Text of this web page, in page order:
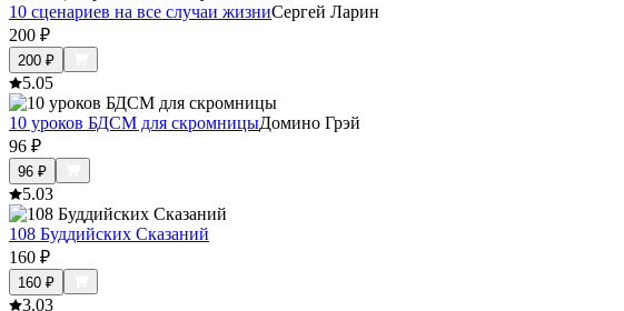
10 сценариев на все случаи жизниСергей Ларин
200 ₽
200 ₽
5.05
10 уроков БДСМ для скромницыДомино Грэй
96 ₽
96 ₽
5.03
108 Буддийских Сказаний
160 ₽
160 ₽
3.03